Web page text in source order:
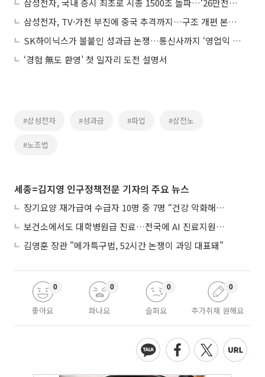
삼성전자, 국내 증시 최초로 시총 1500조 돌파…‘26만전자’ 시대 도래
삼성전자, TV·가전 부진에 중국 추격까지…구조 개편 본격화
SK하이닉스가 불붙인 성과급 논쟁…통신사까지 ‘영업익 30%’ 연동 요구
‘경험 無도 환영’ 첫 일자리 도전 설명서
#삼성전자 #성과급 #파업 #삼전노
#노조법
세종=김지영 인구정책전문 기자의 주요 뉴스
장기요양 재가급여 수급자 10명 중 7명 “건강 악화해도 집에서”
보건소에서도 대학병원급 진료…전국에 AI 진료지원도구 보급
김영훈 장관 "메가특구법, 52시간 논쟁이 과잉 대표돼"
좋아요
0
화나요
0
슬퍼요
0
추가취재 원해요
0